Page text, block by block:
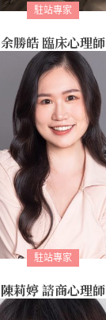
駐站專家
余勝皓 臨床心理師
駐站專家
陳莉婷 諮商心理師